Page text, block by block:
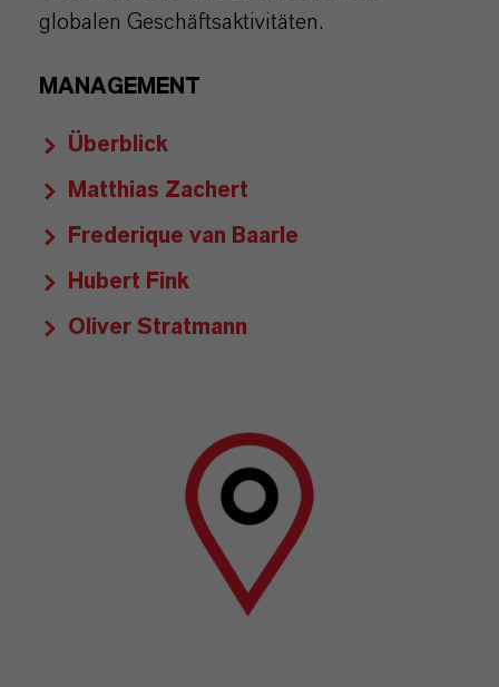
globalen Geschäftsaktivitäten.
MANAGEMENT
Überblick
Matthias Zachert
Frederique van Baarle
Hubert Fink
Oliver Stratmann